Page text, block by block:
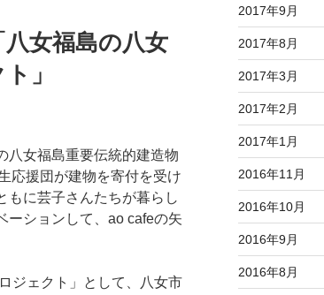
女福島の八女
」
八女福島重要伝統的建造物
応援団が建物を寄付を受け
もに芸子さんたちが暮らし
ションして、 ao cafeの矢
ジェクト」として、
八女市
2017年9月
2017年8月
2017年3月
2017年2月
2017年1月
2016年11月
2016年10月
2016年9月
2016年8月